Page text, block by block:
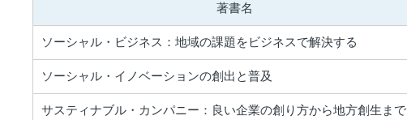
著書名
ソーシャル・ビジネス：地域の課題をビジネスで解決する
ソーシャル・イノベーションの創出と普及
サスティナブル・カンパニー：良い企業の創り方から地方創生まで